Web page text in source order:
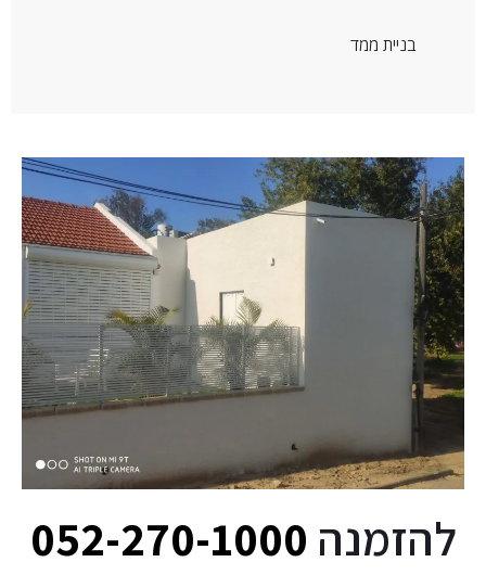
בניית ממד
להזמנה 052-270-1000